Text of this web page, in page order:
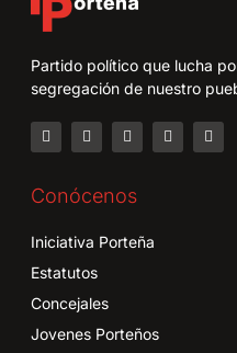
Partido político que lucha
segregación de nuestro
Conócenos
Iniciativa Porteña
Estatutos
Concejales
Jovenes Porteños